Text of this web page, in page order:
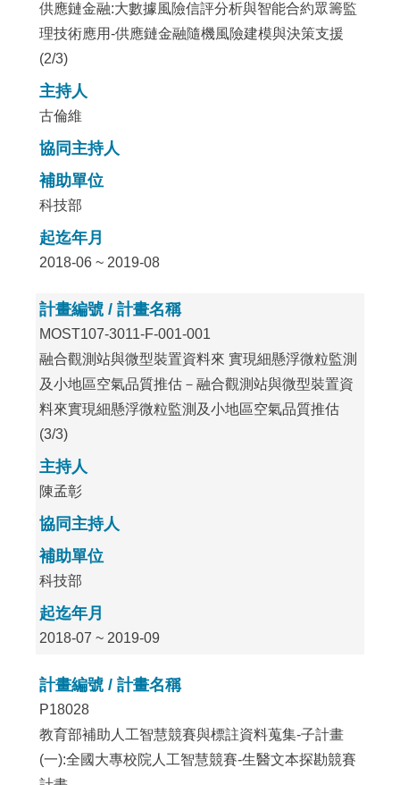
供應鏈金融:大數據風險信評分析與智能合約眾籌監
理技術應用-供應鏈金融隨機風險建模與決策支援
(2/3)
主持人
古倫維
協同主持人
補助單位
科技部
起迄年月
2018-06 ~ 2019-08
計畫編號 / 計畫名稱
MOST107-3011-F-001-001
融合觀測站與微型裝置資料來 實現細懸浮微粒監測
及小地區空氣品質推估－融合觀測站與微型裝置資
料來實現細懸浮微粒監測及小地區空氣品質推估
(3/3)
主持人
陳孟彰
協同主持人
補助單位
科技部
起迄年月
2018-07 ~ 2019-09
計畫編號 / 計畫名稱
P18028
教育部補助人工智慧競賽與標註資料蒐集-子計畫
(一):全國大專校院人工智慧競賽-生醫文本探勘競賽